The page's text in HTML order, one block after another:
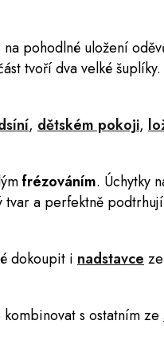
pohodlné uložení
tvoří dva velké šuplíky.
, dětském pokoji,
frézováním. Úchytky
a perfektně
dokoupit i nadstavce
s ostatním ze